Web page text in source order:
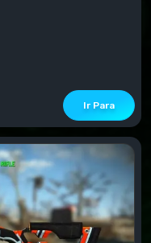
Ir Para